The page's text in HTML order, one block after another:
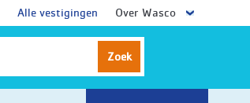
Alle vestigingen Over Wasco
Zoek